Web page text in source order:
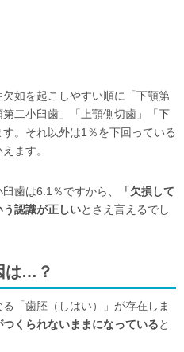
如を起こしやすい順に「下顎第
二小臼歯」「上顎側切歯」「下
。それ以外は1％を下回っている
ます。
歯は6.1％ですから、
「欠損して
う認識が正しいとさえ言えるでし
は…？
「歯胚（しはい）」が存在しま
くられないままになっていると